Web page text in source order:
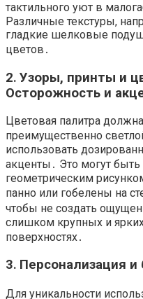
тактильного уют в
Различные текстуры,
гладкие шелковые
цветов․
2․ Узоры, принты и
Осторожность и
Цветовая палитра
преимущественно
использовать
акценты․ Это могут
геометрическим
панно или гобелены на
чтобы не создать
слишком крупных и
поверхностях․
3․ Персонализация
Для уникальности